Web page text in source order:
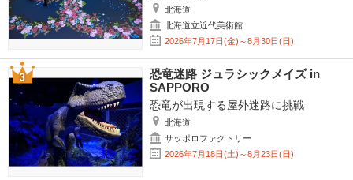
北海道
北海道立近代美術館
2026年7月17日(金)～8月30日(日)
恐竜迷路 ジュラシックメイズ in
SAPPORO
恐竜が出現する屋外迷路に挑戦
北海道
サッポロファクトリー
2026年7月18日(土)～8月23日(日)